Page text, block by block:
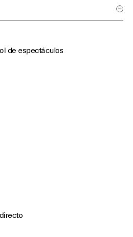
de espectáculos